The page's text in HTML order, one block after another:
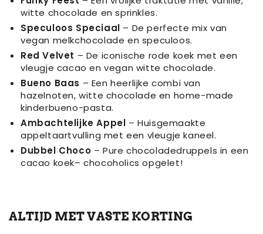
witte chocolade en sprinkles.
Speculoos Speciaal – De perfecte mix van
vegan melkchocolade en speculoos.
Red Velvet – De iconische rode koek met een
vleugje cacao en vegan witte chocolade.
Bueno Baas – Een heerlijke combi van
hazelnoten, witte chocolade en home-made
kinderbueno-pasta.
Ambachtelijke Appel – Huisgemaakte
appeltaartvulling met een vleugje kaneel.
Dubbel Choco – Pure chocoladedruppels in een
cacao koek– chocoholics opgelet!
ALTIJD MET VASTE KORTING